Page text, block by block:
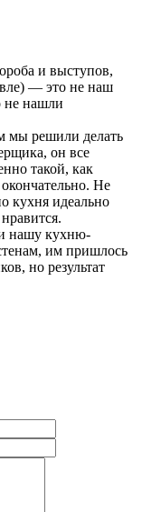
и выступов,
— это не наш
не нашли
мы решили делать
он все
такой, как
Не
кухня идеально
нашу кухню-
им пришлось
но результат